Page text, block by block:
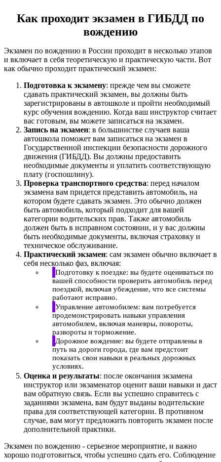
Как проходит экзамен в ГИБДД по
вождению
Экзамен по вождению в России проходит в несколько этапов
и включает в себя теоретическую и практическую части. Вот
как обычно проходит практический экзамен:
Подготовка к экзамену: прежде чем вы сможете
сдавать практический экзамен, вы должны быть
зарегистрированы в автошколе и пройти необходимый
курс обучения вождению. Когда ваш инструктор считает
вас готовым, вы можете записаться на экзамен.
Запись на экзамен: в большинстве случаев ваша
автошкола поможет вам записаться на экзамен в
Государственной инспекции безопасности дорожного
движения (ГИБДД). Вы должны предоставить
необходимые документы и уплатить соответствующую
плату (госпошлину).
Проверка транспортного средства: перед началом
экзамена вам придется представить автомобиль, на
котором будете сдавать экзамен. Это обычно должен
быть автомобиль, который подходит для вашей
категории водительских прав. Также автомобиль
должен быть в исправном состоянии, и у вас должны
быть необходимые документы, включая страховку и
техническое обслуживание.
Практический экзамен: сам экзамен обычно включает в
себя несколько фаз, включая:
Подготовку к поездке: вы будете оцениваться по
вашей способности проверить автомобиль перед
поездкой, включая убеждение, что все системы
работают исправно.
Управление автомобилем: вам потребуется
продемонстрировать навыки управления
автомобилем, включая маневры, повороты,
развороты и торможение.
Дорожное вождение: вы будете отправлены в
путь на дороги города, где вам предстоит
показать свои навыки в реальных дорожных
условиях.
Оценка и результаты: после окончания экзамена
инструктор или экзаменатор оценит ваши навыки и даст
вам обратную связь. Если вы успешно справитесь с
заданиями экзамена, вам будут выданы водительские
права для соответствующей категории. В противном
случае, вам могут предложить повторить экзамен после
дополнительной практики.
Экзамен по вождению - серьезное мероприятие, и важно
хорошо подготовиться, чтобы успешно сдать его. Соблюдение